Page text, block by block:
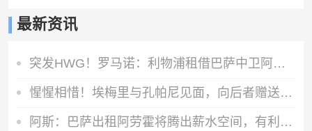
最新资讯
突发HWG！罗马诺：利物浦租借巴萨中卫阿劳霍达口头协议
惺惺相惜！埃梅里与孔帕尼见面，向后者赠送礼物
阿斯：巴萨出租阿劳霍将腾出薪水空间，有利于接下来引进罗德里